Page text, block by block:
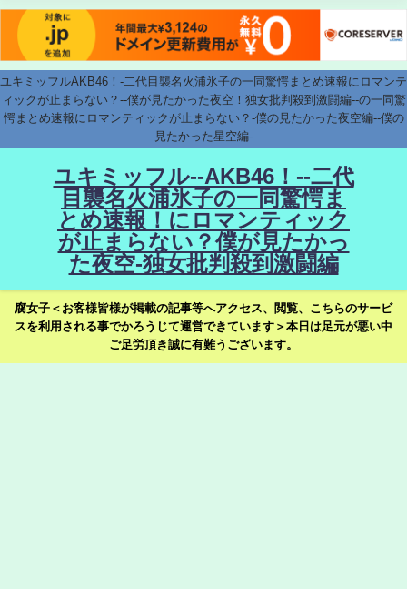
ユキミッフルAKB46！-二代目襲名火浦氷子の一同驚愕まとめ速報にロマンテ
ィックが止まらない？--僕が見たかった夜空！独女批判殺到激闘編--の一同驚
愕まとめ速報にロマンティックが止まらない？-僕の見たかった夜空編--僕の
見たかった星空編-
ユキミッフル--AKB46！--二代
目襲名火浦氷子の一同驚愕ま
とめ速報！にロマンティック
が止まらない？僕が見たかっ
た夜空-独女批判殺到激闘編
腐女子＜お客様皆様が掲載の記事等へアクセス、閲覧、こちらのサービ
スを利用される事でかろうじて運営できています＞本日は足元が悪い中
ご足労頂き誠に有難うございます。